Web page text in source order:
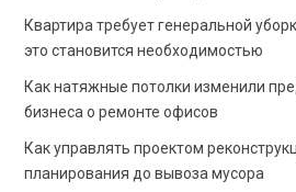
Квартира требует генеральной
это становится необходимостью
Как натяжные потолки изменили
бизнеса о ремонте офисов
Как управлять проектом
планирования до вывоза мусора